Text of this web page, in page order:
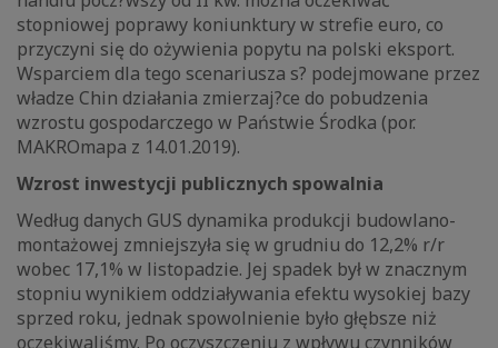
stopniowej poprawy koniunktury w strefie euro, co
przyczyni się do ożywienia popytu na polski eksport.
Wsparciem dla tego scenariusza s? podejmowane przez
władze Chin działania zmierzaj?ce do pobudzenia
wzrostu gospodarczego w Państwie Środka (por.
MAKROmapa z 14.01.2019).
Wzrost inwestycji publicznych spowalnia
Według danych GUS dynamika produkcji budowlano-
montażowej zmniejszyła się w grudniu do 12,2% r/r
wobec 17,1% w listopadzie. Jej spadek był w znacznym
stopniu wynikiem oddziaływania efektu wysokiej bazy
sprzed roku, jednak spowolnienie było głębsze niż
oczekiwaliśmy. Po oczyszczeniu z wpływu czynników